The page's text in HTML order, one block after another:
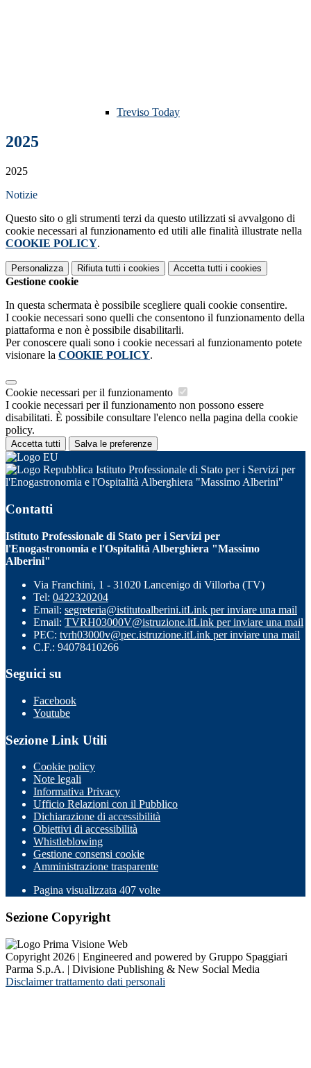
Treviso Today
2025
2025
Notizie
Questo sito o gli strumenti terzi da questo utilizzati si avvalgono di
cookie necessari al funzionamento ed utili alle finalità illustrate nella
COOKIE POLICY.
Personalizza Rifiuta tutti i cookies Accetta tutti i cookies
Gestione cookie
In questa schermata è possibile scegliere quali cookie consentire.
I cookie necessari sono quelli che consentono il funzionamento della
piattaforma e non è possibile disabilitarli.
Per conoscere quali sono i cookie necessari al funzionamento potete
visionare la COOKIE POLICY.
Cookie necessari per il funzionamento
I cookie necessari per il funzionamento non possono essere
disabilitati. È possibile consultare l'elenco nella pagina della cookie
policy.
Accetta tutti Salva le preferenze
Istituto Professionale di Stato per i Servizi per
l'Enogastronomia e l'Ospitalità Alberghiera "Massimo Alberini"
Contatti
Istituto Professionale di Stato per i Servizi per
l'Enogastronomia e l'Ospitalità Alberghiera "Massimo
Alberini"
Via Franchini, 1 - 31020 Lancenigo di Villorba (TV)
Tel: 0422320204
Email: segreteria@istitutoalberini.itLink per inviare una mail
Email: TVRH03000V@istruzione.itLink per inviare una mail
PEC: tvrh03000v@pec.istruzione.itLink per inviare una mail
C.F.: 94078410266
Seguici su
Facebook
Youtube
Sezione Link Utili
Cookie policy
Note legali
Informativa Privacy
Ufficio Relazioni con il Pubblico
Dichiarazione di accessibilità
Obiettivi di accessibilità
Whistleblowing
Gestione consensi cookie
Amministrazione trasparente
Pagina visualizzata 407 volte
Sezione Copyright
Copyright 2026 | Engineered and powered by Gruppo Spaggiari
Parma S.p.A. | Divisione Publishing & New Social Media
Disclaimer trattamento dati personali